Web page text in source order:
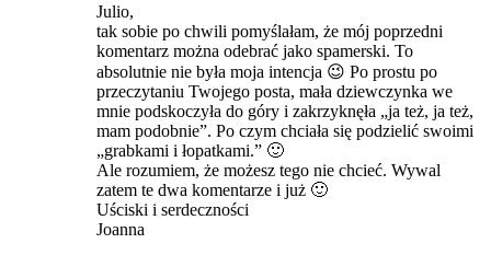
Julio,
tak sobie po chwili pomyślałam, że mój poprzedni
komentarz można odebrać jako spamerski. To
absolutnie nie była moja intencja 😉 Po prostu po
przeczytaniu Twojego posta, mała dziewczynka we
mnie podskoczyła do góry i zakrzyknęła „ja też, ja też,
mam podobnie”. Po czym chciała się podzielić swoimi
„grabkami i łopatkami.” 🙂
Ale rozumiem, że możesz tego nie chcieć. Wywal
zatem te dwa komentarze i już 🙂
Uściski i serdeczności
Joanna